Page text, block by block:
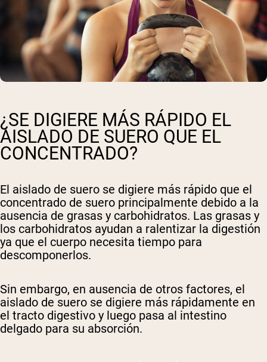
¿SE DIGIERE MÁS RÁPIDO EL
AISLADO DE SUERO QUE EL
CONCENTRADO?
El aislado de suero se digiere más rápido que el
concentrado de suero principalmente debido a la
ausencia de grasas y carbohidratos. Las grasas y
los carbohidratos ayudan a ralentizar la digestión
ya que el cuerpo necesita tiempo para
descomponerlos.
Sin embargo, en ausencia de otros factores, el
aislado de suero se digiere más rápidamente en
el tracto digestivo y luego pasa al intestino
delgado para su absorción.